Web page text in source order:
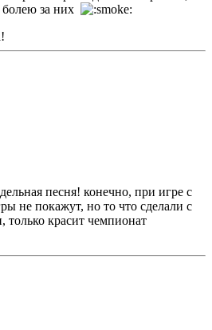
болею за них
песня! конечно, при игре с
не покажут, но то что сделали с
только красит чемпионат